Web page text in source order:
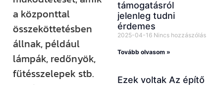
a központtal
összeköttetésben
állnak, például
lámpák, redőnyök,
fűtésszelepek stb.
támogatásról
jelenleg tudni
érdemes
2025-04-16 Nincs hozzászólás
Tovább olvasom »
Ezek voltak Az építő